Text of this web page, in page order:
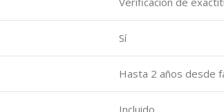
Sí
Hasta 2 años desde
Incluido